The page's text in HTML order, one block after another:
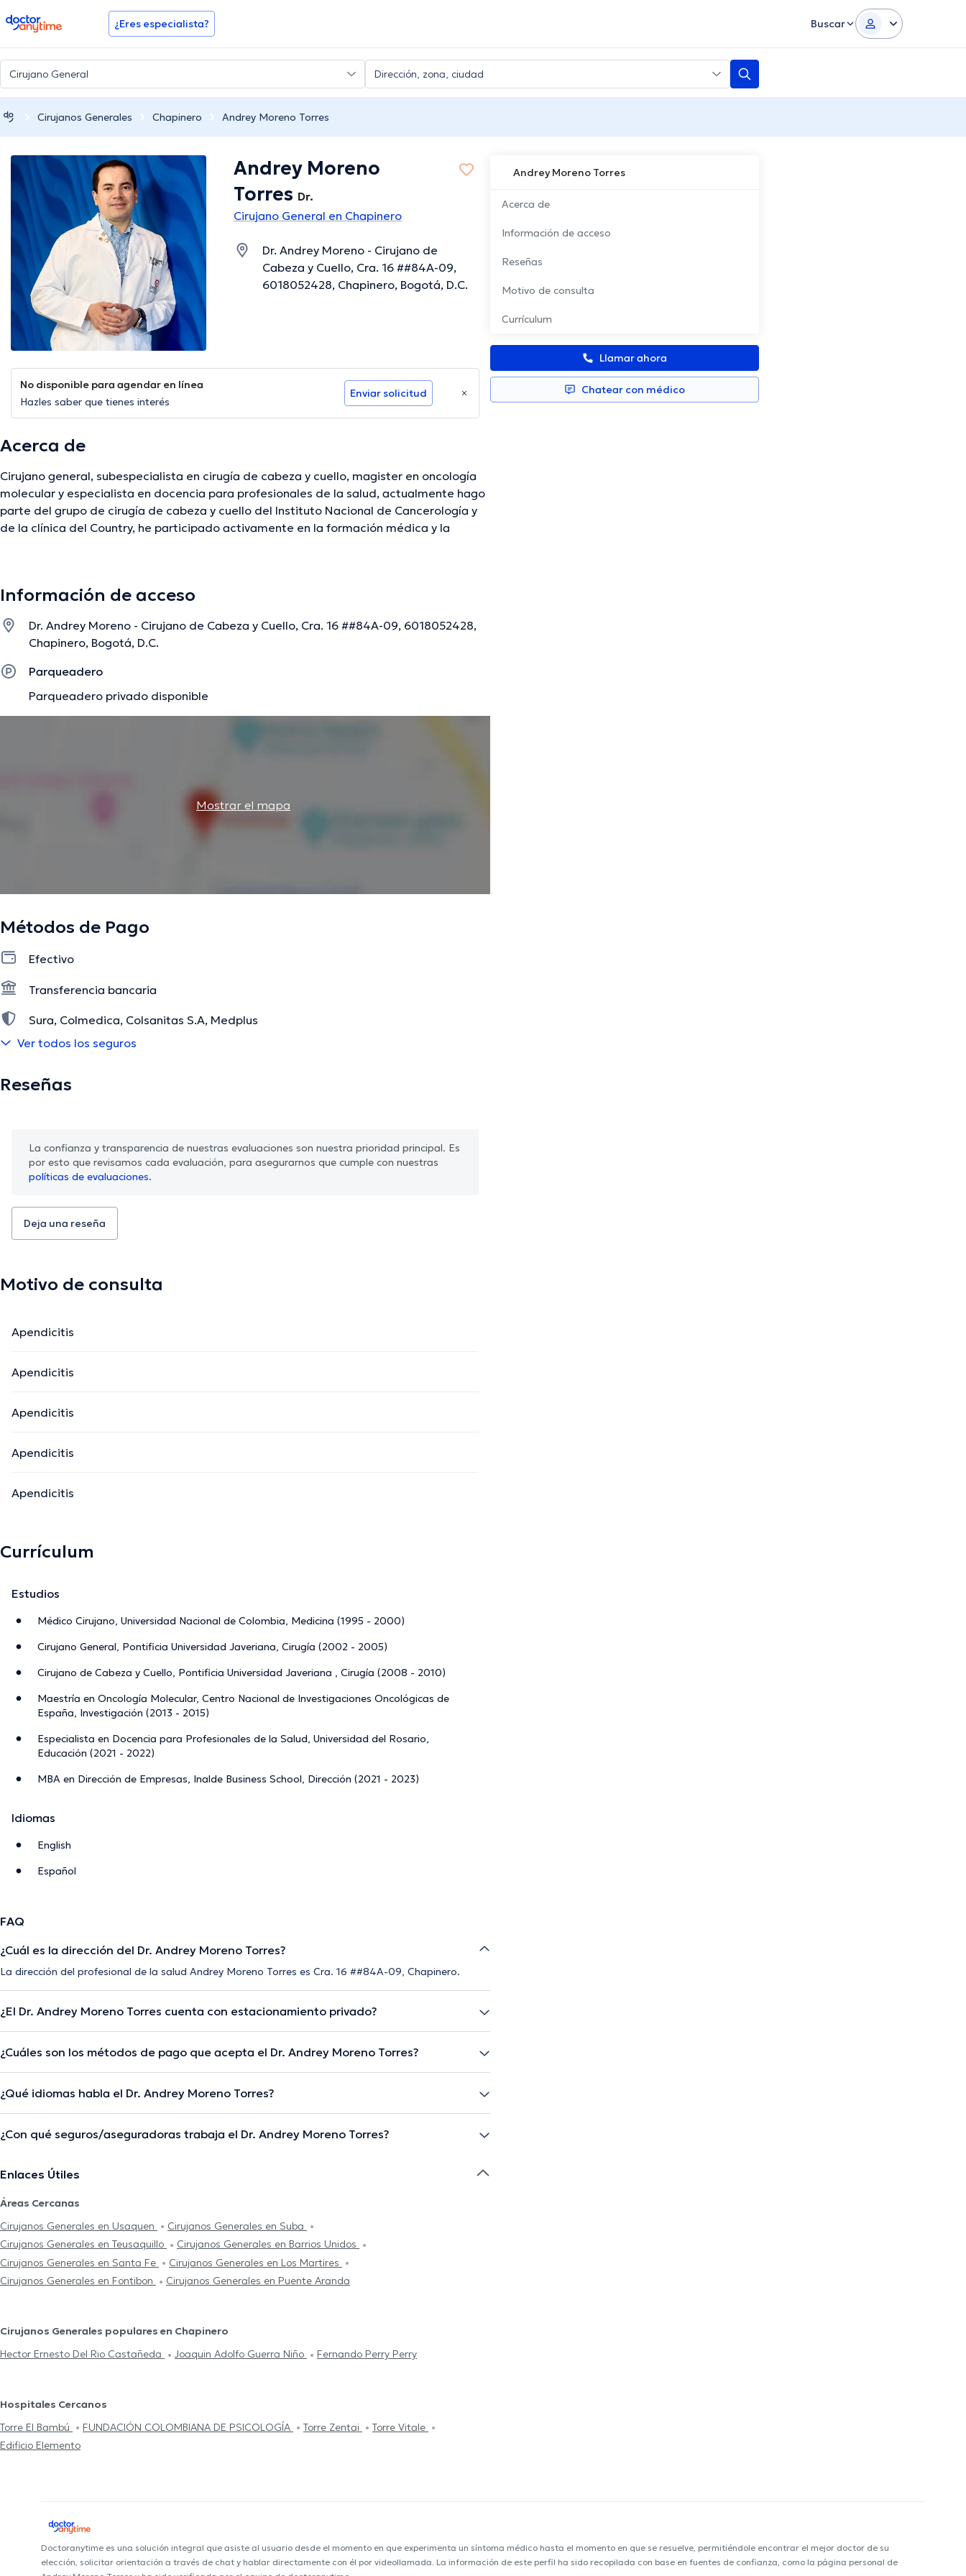
doctoranytime ¿Eres especialista? Buscar
Cirujanos Generales Chapinero Andrey Moreno Torres
Andrey Moreno Torres
Acerca de
Información de acceso
Reseñas
Motivo de consulta
Currículum
Llamar ahora
Chatear con médico
Andrey Moreno
Torres Dr.
Cirujano General en Chapinero
Dr. Andrey Moreno - Cirujano de
Cabeza y Cuello, Cra. 16 ##84A-09,
6018052428, Chapinero, Bogotá, D.C.
No disponible para agendar en línea
Hazles saber que tienes interés
Enviar solicitud
Acerca de
Cirujano general, subespecialista en cirugía de cabeza y cuello, magister en oncología
molecular y especialista en docencia para profesionales de la salud, actualmente hago
parte del grupo de cirugía de cabeza y cuello del Instituto Nacional de Cancerología y
de la clínica del Country, he participado activamente en la formación médica y la
School de la Universidad de la Sabana.
La descripción fue editada por el equipo de doctoranytime, con base en información verificada.
Información de acceso
Dr. Andrey Moreno - Cirujano de Cabeza y Cuello, Cra. 16 ##84A-09, 6018052428,
Chapinero, Bogotá, D.C.
Parqueadero
Parqueadero privado disponible
Mostrar el mapa
Métodos de Pago
Efectivo
Transferencia bancaria
Sura, Colmedica, Colsanitas S.A, Medplus
Allianz, AXA Colpatria, Seguros Bolívar
Ver todos los seguros
Reseñas
La confianza y transparencia de nuestras evaluaciones son nuestra prioridad principal. Es
por esto que revisamos cada evaluación, para asegurarnos que cumple con nuestras
políticas de evaluaciones.
Deja una reseña
Motivo de consulta
Apendicitis
Apendicitis
Apendicitis
Apendicitis
Apendicitis
Currículum
Estudios
Médico Cirujano, Universidad Nacional de Colombia, Medicina (1995 - 2000)
Cirujano General, Pontificia Universidad Javeriana, Cirugía (2002 - 2005)
Cirujano de Cabeza y Cuello, Pontificia Universidad Javeriana , Cirugía (2008 - 2010)
Maestría en Oncología Molecular, Centro Nacional de Investigaciones Oncológicas de
España, Investigación (2013 - 2015)
Especialista en Docencia para Profesionales de la Salud, Universidad del Rosario,
Educación (2021 - 2022)
MBA en Dirección de Empresas, Inalde Business School, Dirección (2021 - 2023)
Idiomas
English
Español
FAQ
¿Cuál es la dirección del Dr. Andrey Moreno Torres?
La dirección del profesional de la salud Andrey Moreno Torres es Cra. 16 ##84A-09, Chapinero.
¿El Dr. Andrey Moreno Torres cuenta con estacionamiento privado?
¿Cuáles son los métodos de pago que acepta el Dr. Andrey Moreno Torres?
¿Qué idiomas habla el Dr. Andrey Moreno Torres?
¿Con qué seguros/aseguradoras trabaja el Dr. Andrey Moreno Torres?
Enlaces Útiles
Áreas Cercanas
Cirujanos Generales en Usaquen
Cirujanos Generales en Suba
Cirujanos Generales en Teusaquillo
Cirujanos Generales en Barrios Unidos
Cirujanos Generales en Santa Fe
Cirujanos Generales en Los Martires
Cirujanos Generales en Fontibon
Cirujanos Generales en Puente Aranda
Cirujanos Generales populares en Chapinero
Hector Ernesto Del Rio Castañeda
Joaquin Adolfo Guerra Niño Fernando Perry Perry
Hospitales Cercanos
Torre El Bambú
FUNDACIÓN COLOMBIANA DE PSICOLOGÍA Torre Zentai
Torre Vitale
Edificio Elemento
Doctoranytime es una solución integral que asiste al usuario desde el momento en que experimenta un síntoma médico hasta el momento en que se resuelve, permitiéndole encontrar el mejor doctor de su
elección, solicitar orientación a través de chat y hablar directamente con él por videollamada. La información de este perfil ha sido recopilada con base en fuentes de confianza, como la página personal de